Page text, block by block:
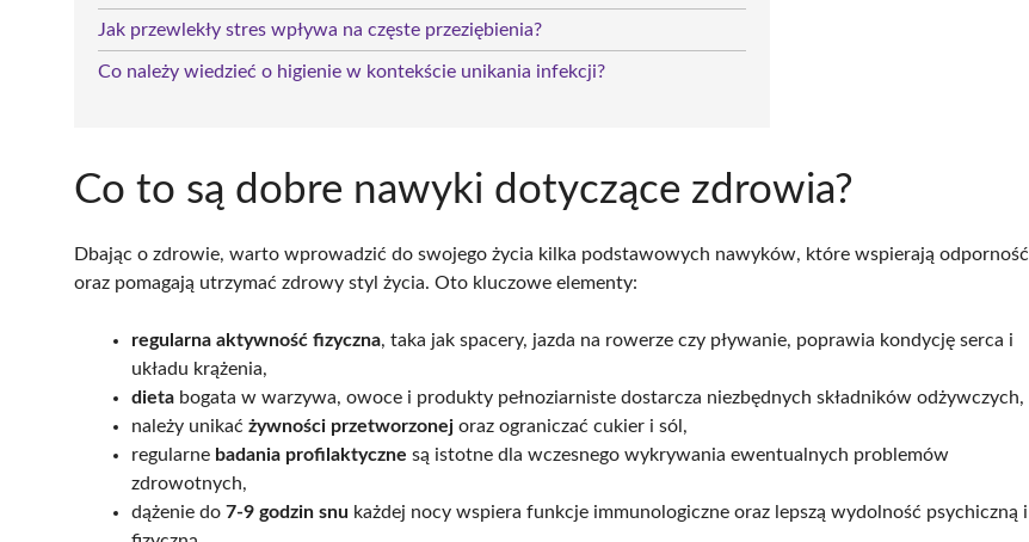
Jak przewlekły stres wpływa na częste przeziębienia?
Co należy wiedzieć o higienie w kontekście unikania infekcji?
Co to są dobre nawyki dotyczące zdrowia?
Dbając o zdrowie, warto wprowadzić do swojego życia kilka podstawowych nawyków, które wspierają odporność
oraz pomagają utrzymać zdrowy styl życia. Oto kluczowe elementy:
regularna aktywność fizyczna, taka jak spacery, jazda na rowerze czy pływanie, poprawia kondycję serca i
układu krążenia,
dieta bogata w warzywa, owoce i produkty pełnoziarniste dostarcza niezbędnych składników odżywczych,
należy unikać żywności przetworzonej oraz ograniczać cukier i sól,
regularne badania profilaktyczne są istotne dla wczesnego wykrywania ewentualnych problemów
zdrowotnych,
dążenie do 7-9 godzin snu każdej nocy wspiera funkcje immunologiczne oraz lepszą wydolność psychiczną i